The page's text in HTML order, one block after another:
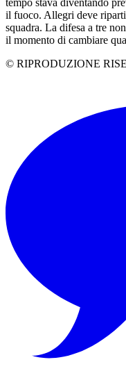
tempo stava diventando
il fuoco. Allegri deve
squadra. La difesa a tre
il momento di cambiare
© RIPRODUZIONE